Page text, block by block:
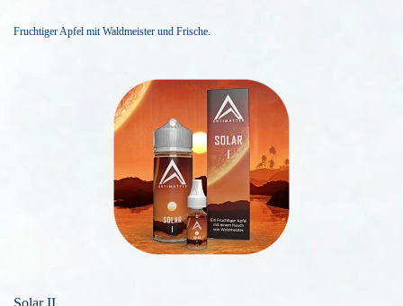
Fruchtiger Apfel mit Waldmeister und Frische.
Solar II